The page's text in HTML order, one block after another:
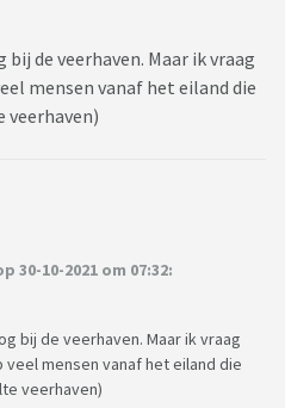
de veerhaven. Maar ik vraag
mensen vanaf het eiland die
veerhaven)
10-2021 om 07:32:
bij de veerhaven. Maar ik vraag
mensen vanaf het eiland die
veerhaven)